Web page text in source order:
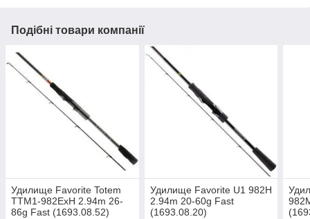
Подібні товари компанії
Удилище Favorite Totem
TTM1-982ExH 2.94m 26-
86g Fast (1693.08.52)
Удилище Favorite U1 982H
2.94m 20-60g Fast
(1693.08.20)